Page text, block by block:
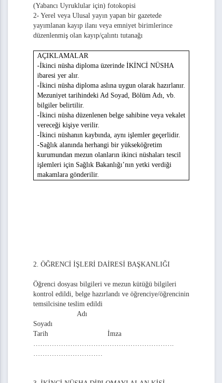
ve Web Alanı Talep Formu
Elektronik Belge Yönetim Sistemi (EBYS) Kullanıcı Yetki Tanımlama Formu
Deney Hayvanları Uygulama ve Araştırma Merkez Müdürlüğü Yönetim Kurulu
(Yabancı Uyruklular için) fotokopisi
2- Yerel veya Ulusal yayın yapan bir gazetede
yayımlanan kayıp ilanı veya emniyet birimlerince
düzenlenmiş olan kayıp/çalıntı tutanağı
AÇIKLAMALAR
-İkinci nüsha diploma üzerinde İKİNCİ NÜSHA
ibaresi yer alır.
-İkinci nüsha diploma aslına uygun olarak hazırlanır.
Mezuniyet tarihindeki Ad Soyad, Bölüm Adı, vb.
bilgiler belirtilir.
-İkinci nüsha düzenlenen belge sahibine veya vekalet
vereceği kişiye verilir.
-İkinci nüshanın kaybında, aynı işlemler geçerlidir.
-Sağlık alanında herhangi bir yükseköğretim
kurumundan mezun olanların ikinci nüshaları tescil
işlemleri için Sağlık Bakanlığı’nın yetki verdiği
makamlara gönderilir.
2. ÖĞRENCİ İŞLERİ DAİRESİ BAŞKANLIĞI
Öğrenci dosyası bilgileri ve mezun kütüğü bilgileri
kontrol edildi, belge hazırlandı ve öğrenciye/öğrencinin
temsilcisine teslim edildi
Adı
Soyadı
Tarih İmza
…………………………………………………….
…………………………